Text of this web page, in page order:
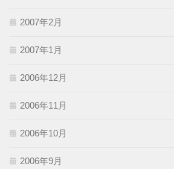
2007年2月
2007年1月
2006年12月
2006年11月
2006年10月
2006年9月